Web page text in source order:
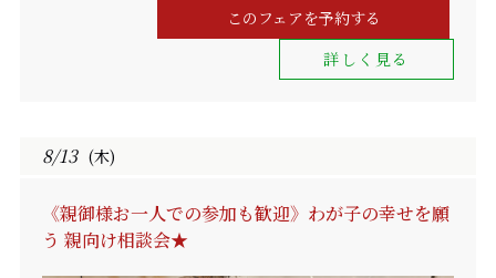
このフェアを予約する
詳しく見る
8/13 (木)
《親御様お一人での参加も歓迎》わが子の幸せを願
う 親向け相談会★